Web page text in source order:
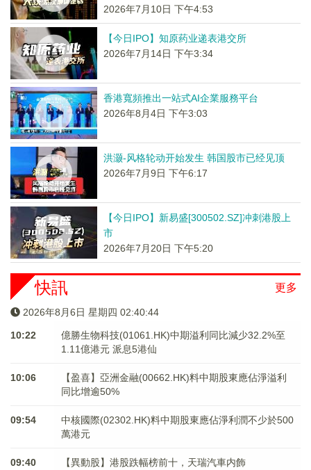
2026年7月10日 下午4:53
【今日IPO】知原药业递表港交所
2026年7月14日 下午3:34
香港寬頻推出一站式AI企業服務平台
2026年8月4日 下午3:03
洪灏-风格轮动开始发生 韩国股市已经见顶
2026年7月9日 下午6:17
【今日IPO】新易盛[300502.SZ]冲刺港股上
市
2026年7月20日 下午5:20
更多
快訊
2026年8月6日 星期四 02:40:45
10:22
億勝生物科技(01061.HK)中期溢利同比減少32.2%至
1.11億港元 派息5港仙
10:06
【盈喜】亞洲金融(00662.HK)料中期股東應佔淨溢利
同比增逾50%
09:54
中核國際(02302.HK)料中期股東應佔淨利潤不少於500
萬港元
09:40
【異動股】港股跌幅榜前十，天瑞汽車内飾